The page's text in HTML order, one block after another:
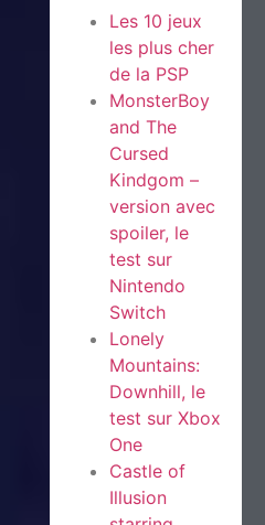
Les 10 jeux
les plus cher
de la PSP
MonsterBoy
and The
Cursed
Kindgom –
version avec
spoiler, le
test sur
Nintendo
Switch
Lonely
Mountains:
Downhill, le
test sur Xbox
One
Castle of
Illusion